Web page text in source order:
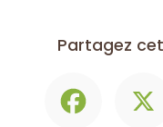
Partagez